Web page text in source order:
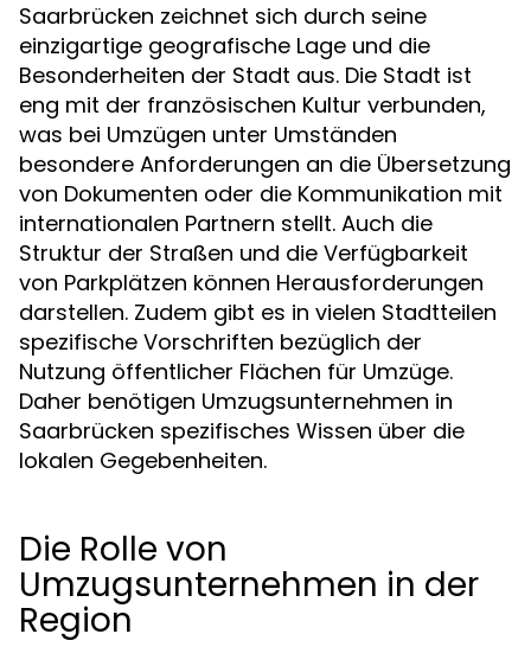
Saarbrücken zeichnet sich durch seine
einzigartige geografische Lage und die
Besonderheiten der Stadt aus. Die Stadt ist
eng mit der französischen Kultur verbunden,
was bei Umzügen unter Umständen
besondere Anforderungen an die Übersetzung
von Dokumenten oder die Kommunikation mit
internationalen Partnern stellt. Auch die
Struktur der Straßen und die Verfügbarkeit
von Parkplätzen können Herausforderungen
darstellen. Zudem gibt es in vielen Stadtteilen
spezifische Vorschriften bezüglich der
Nutzung öffentlicher Flächen für Umzüge.
Daher benötigen Umzugsunternehmen in
Saarbrücken spezifisches Wissen über die
lokalen Gegebenheiten.
Die Rolle von
Umzugsunternehmen in der
Region